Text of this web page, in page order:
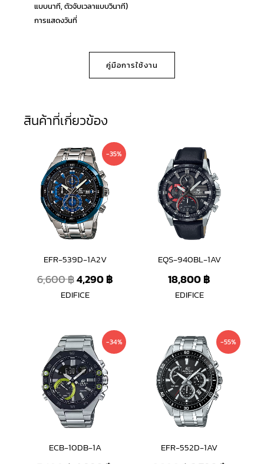
แบบนาที, ตัวจับเวลาแบบวินาที)
การแสดงวันที่
คู่มือการใช้งาน
สินค้าที่เกี่ยวข้อง
-35%
EFR-539D-1A2V
6,600฿
Original
price
was:
6,600 ฿.
4,290฿
Current
price
EDIFICE
EQS-940BL-1AV
18,800฿
EDIFICE
-34%
ECB-10DB-1A
Original
price
was:
7,400 ฿.
Current
price
-55%
EFR-552D-1AV
Original
price
was:
6,200 ฿.
Current
price